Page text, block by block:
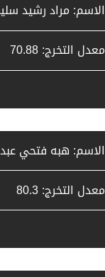
الاسم: مراد رشيد
معدل التخرج: 70.88
الاسم: هبه فتحي
معدل التخرج: 80.3